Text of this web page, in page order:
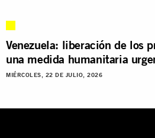
Venezuela: liberación de los
una medida humanitaria
MIÉRCOLES, 22 DE JULIO, 2026